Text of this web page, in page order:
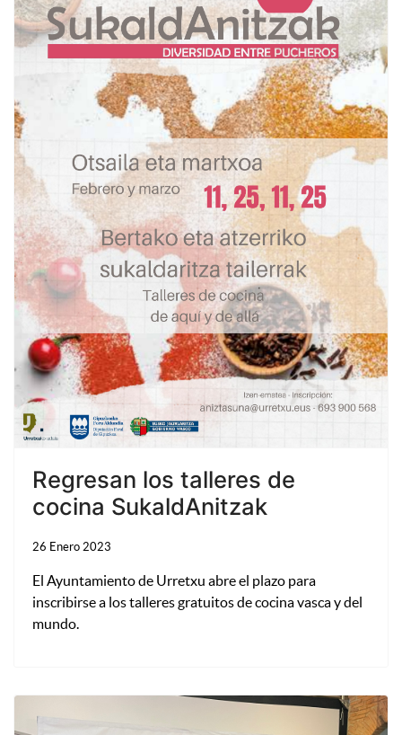
Regresan los talleres de
cocina SukaldAnitzak
26 Enero 2023
El Ayuntamiento de Urretxu abre el plazo para
inscribirse a los talleres gratuitos de cocina vasca y del
mundo.